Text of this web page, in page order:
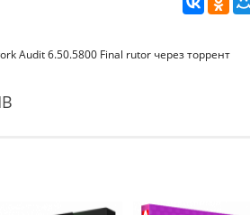
Audit 6.50.5800 Final rutor через торрент